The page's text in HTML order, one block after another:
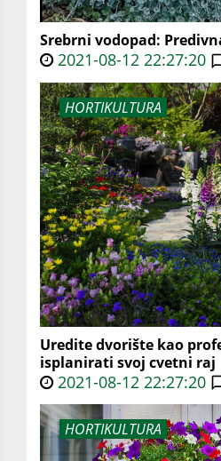
Srebrni vodopad:
2021-08-12 22:27:20
HORTIKULTURA
Uredite dvorište kao
isplanirati svoj cvetni raj
2021-08-12 22:27:20
HORTIKULTURA